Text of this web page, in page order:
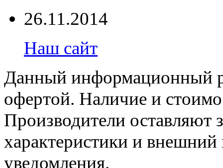
26.11.2014
Наш сайт
Данный информационный
офертой. Наличие и
Производители оставляют
характеристики и внешний
уведомления.